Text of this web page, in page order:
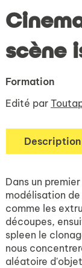
scène
Formation
Edité par
Description
Dans un
modélisation
comme les
découpes,
spleen le
nous
aléatoire